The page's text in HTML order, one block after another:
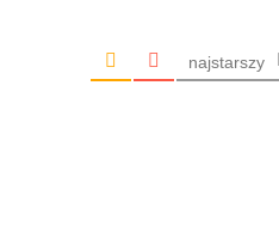
najstarszy